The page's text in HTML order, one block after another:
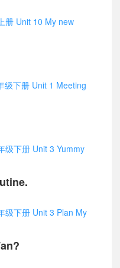
册 Unit 10 My new
级下册 Unit 1 Meeting
级下册 Unit 3 Yummy
级下册 Unit 3 Plan My